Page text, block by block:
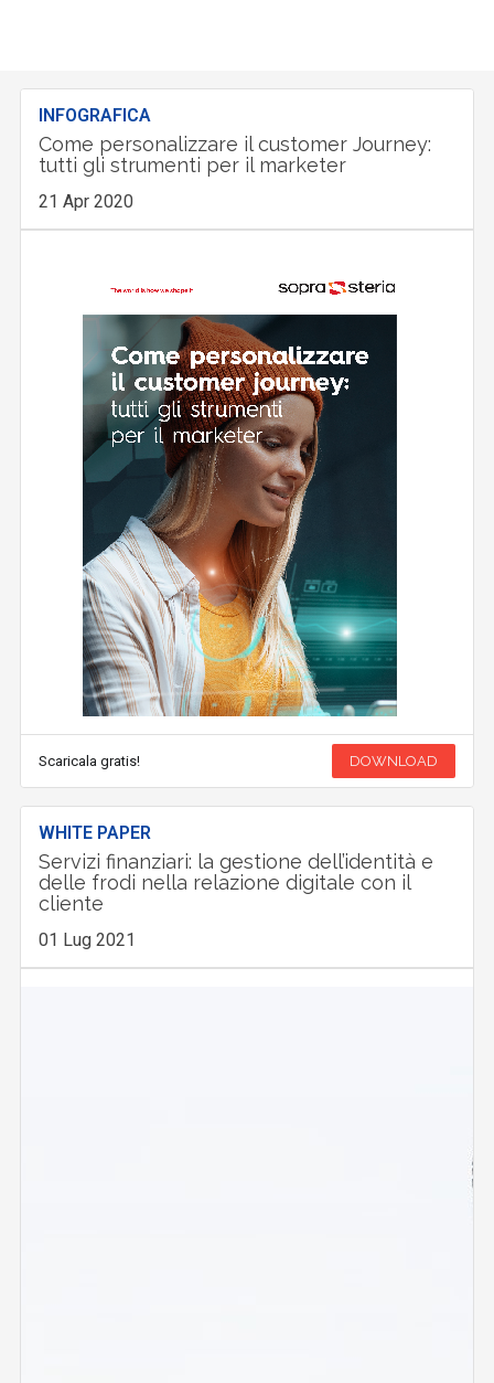
INFOGRAFICA
Come personalizzare il customer Journey:
tutti gli strumenti per il marketer
21 Apr 2020
Scaricala gratis! DOWNLOAD
WHITE PAPER
Servizi finanziari: la gestione dell’identità e
delle frodi nella relazione digitale con il
cliente
01 Lug 2021